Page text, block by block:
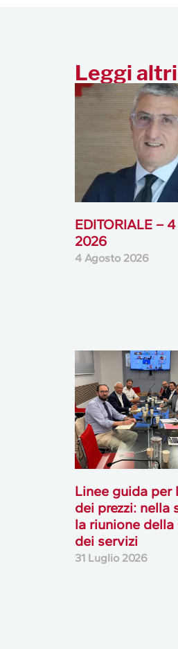
Leggi
EDITORIALE –
2026
4 Agosto 2026
Linee guida per
dei prezzi: nella
la riunione della
dei servizi
31 Luglio 2026